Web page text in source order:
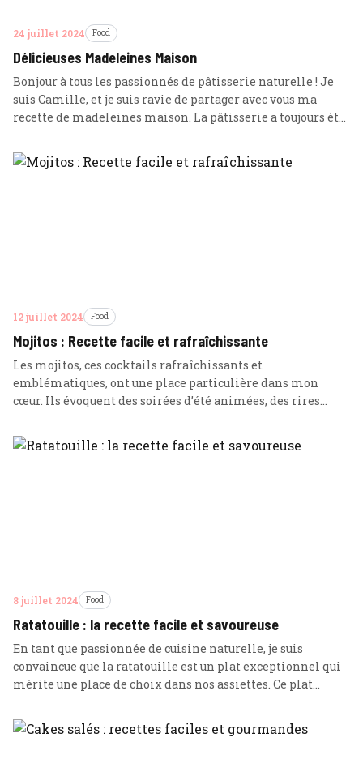
24 juillet 2024 Food
Délicieuses Madeleines Maison
Bonjour à tous les passionnés de pâtisserie naturelle ! Je
suis Camille, et je suis ravie de partager avec vous ma
recette de madeleines maison. La pâtisserie a toujours été
les madeleines. Mon amour pour les madeleines a
commencé dès mon enfance. Ma grand-mère avait … Lire
12 juillet 2024 Food
Mojitos : Recette facile et rafraîchissante
Les mojitos, ces cocktails rafraîchissants et
emblématiques, ont une place particulière dans mon
cœur. Ils évoquent des soirées d’été animées, des rires
boisson cubaine traditionnelle a su conquérir le monde
entier grâce à son équilibre parfait entre douceur et
8 juillet 2024 Food
Ratatouille : la recette facile et savoureuse
En tant que passionnée de cuisine naturelle, je suis
convaincue que la ratatouille est un plat exceptionnel qui
mérite une place de choix dans nos assiettes. Ce plat
gustatif, une symphonie de saveurs et de couleurs qui ravit
les papilles. La ratatouille est un plat généreux et sain, …